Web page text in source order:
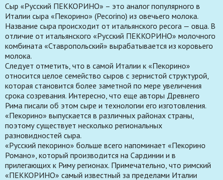
Сыр «Русский ПEKKOPИНO» – это аналог популярного в
Италии сыра «Пекорино» (Pecorino) из овечьего молока.
Название сыра происходит от итальянского pecora — овца. В
отличие от итальянского «Русский ПEKKOPИНO» молочного
комбината «Ставропольский» вырабатывается из коровьего
молока.
Следует отметить, что в самой Италии к «Пекорино»
относится целое семейство сыров с зернистой структурой,
которая становится более заметной по мере увеличения
срока созревания. Интересно, что еще авторы Древнего
Рима писали об этом сыре и технологии его изготовления.
«Пекорино» выпускается в различных районах страны,
поэтому существует несколько региональных
разновидностей сыра.
«Русский пекорино» больше всего напоминает «Пекорино
Романо», который производится на Сардинии и в
прилегающих к Риму регионах. Примечательно, что римский
«ПEKKOPИНO» самый известный за пределами Италии